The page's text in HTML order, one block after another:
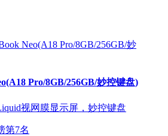
Pro/8GB/256GB/妙控键盘)
视网膜显示屏，妙控键盘
第7名